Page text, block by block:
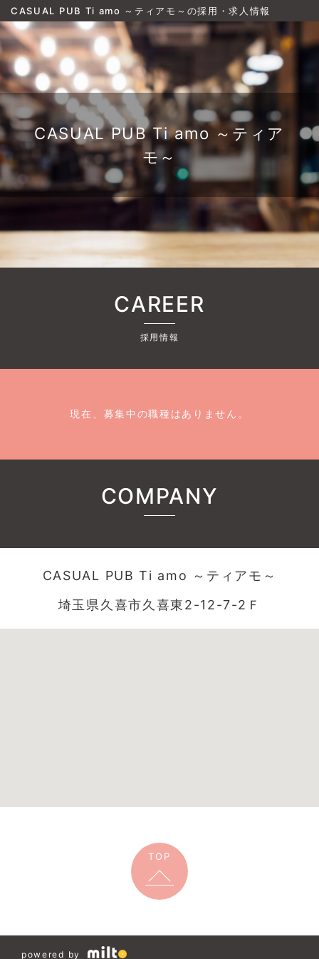
CASUAL PUB Ti amo ～ティアモ～の採用・求人情報
CASUAL PUB Ti amo ～ティア
モ～
CAREER
採用情報
現在、募集中の職種はありません。
COMPANY
CASUAL PUB Ti amo ～ティアモ～
埼玉県久喜市久喜東2-12-7-2Ｆ
TOP
powered by